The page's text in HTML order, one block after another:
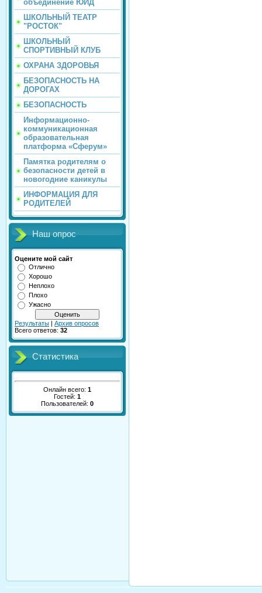
объединение ЮИД
ШКОЛЬНЫЙ ТЕАТР
"РОСТОК"
ШКОЛЬНЫЙ
СПОРТИВНЫЙ КЛУБ
ОХРАНА ЗДОРОВЬЯ
БЕЗОПАСНОСТЬ НА
ДОРОГАХ
БЕЗОПАСНОСТЬ
Информационно-
коммуникационная
образовательная
платформа «Сферум»
Памятка родителям о
безопасности детей в
новогодние каникулы
ИНФОРМАЦИЯ ДЛЯ
РОДИТЕЛЕЙ
Наш опрос
Оцените мой сайт
Отлично
Хорошо
Неплохо
Плохо
Ужасно
Результаты | Архив опросов
Всего ответов: 32
Статистика
Онлайн всего: 1
Гостей: 1
Пользователей: 0